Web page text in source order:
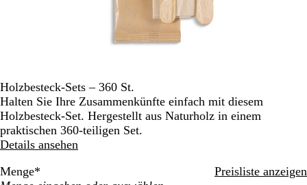
Holzbesteck-Sets – 360 St.
Halten Sie Ihre Zusammenkünfte einfach mit diesem
Holzbesteck-Set. Hergestellt aus Naturholz in einem
praktischen 360-teiligen Set.
Details ansehen
Menge* Preisliste anzeigen